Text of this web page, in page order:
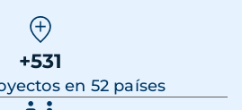
+531
en 52 países